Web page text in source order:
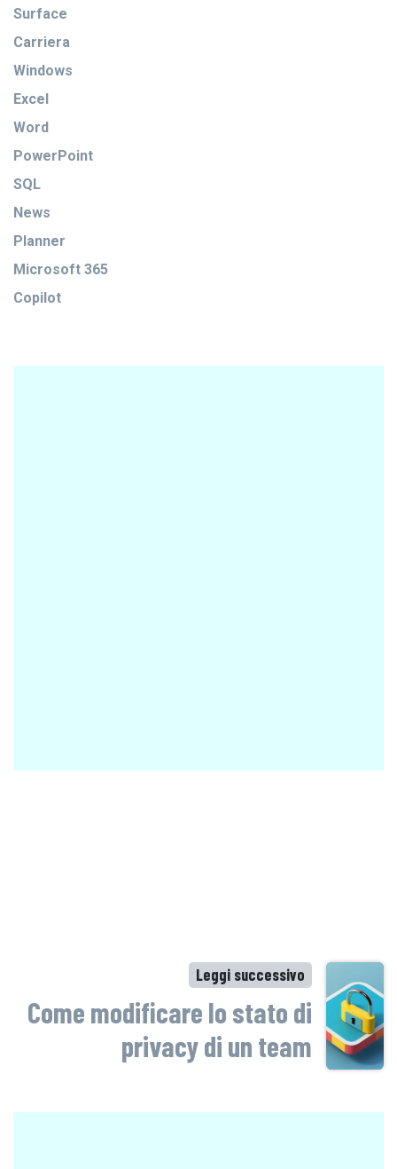
Surface
Carriera
Windows
Excel
Word
PowerPoint
SQL
News
Planner
Microsoft 365
Copilot
Leggi successivo
Come modificare lo stato di
privacy di un team